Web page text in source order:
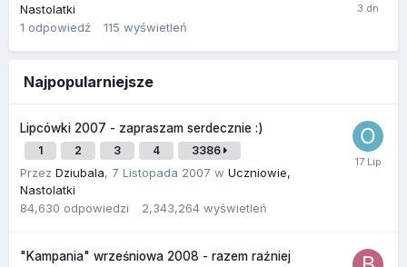
Nastolatki
1 odpowiedź 115 wyświetleń
Najpopularniejsze
Lipcówki 2007 - zapraszam serdecznie :)
1 2 3 4 3386
Przez Dziubala, 7 Listopada 2007 w Uczniowie,
Nastolatki
84,630 odpowiedzi 2,343,264 wyświetleń
"Kampania" wrześniowa 2008 - razem raźniej